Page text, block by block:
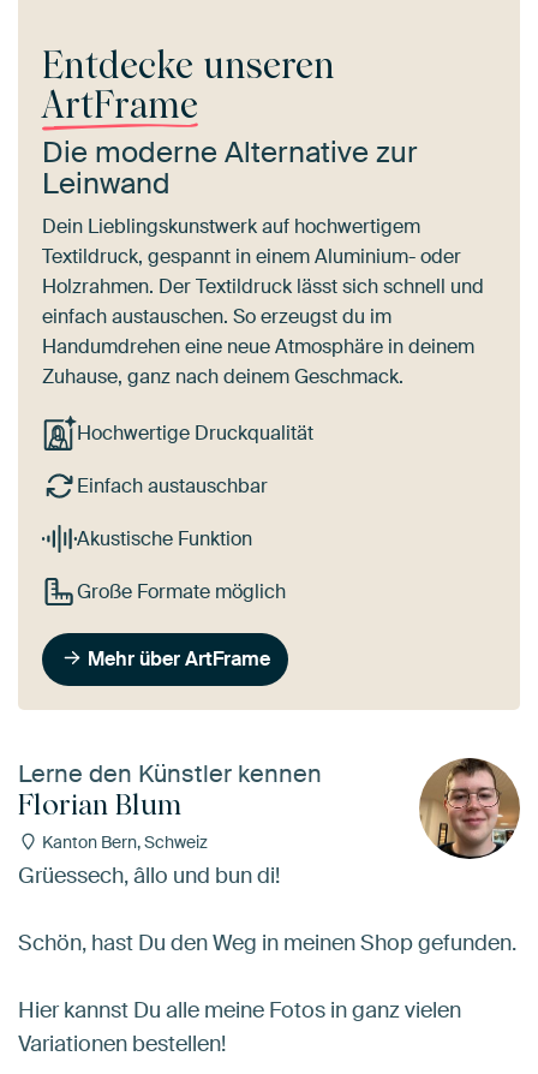
Entdecke unseren
ArtFrame
Die moderne Alternative zur
Leinwand
Dein Lieblingskunstwerk auf hochwertigem
Textildruck, gespannt in einem Aluminium- oder
Holzrahmen. Der Textildruck lässt sich schnell und
einfach austauschen. So erzeugst du im
Handumdrehen eine neue Atmosphäre in deinem
Zuhause, ganz nach deinem Geschmack.
Hochwertige Druckqualität
Einfach austauschbar
Akustische Funktion
Große Formate möglich
Mehr über ArtFrame
Lerne den Künstler kennen
Florian Blum
Kanton Bern, Schweiz
Grüessech, âllo und bun di!
Schön, hast Du den Weg in meinen Shop gefunden.
Hier kannst Du alle meine Fotos in ganz vielen
Variationen bestellen!